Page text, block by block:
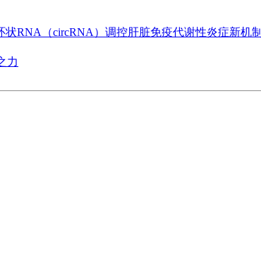
RNA（circRNA）调控肝脏免疫代谢性炎症新机制
力